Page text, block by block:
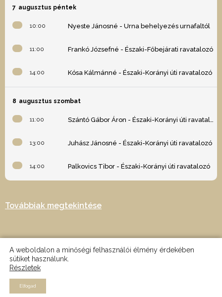
7 augusztus péntek
10:00 Nyeste Jánosné - Urna behelyezés urnafaltól
11:00 Frankó Józsefné - Északi-Főbejárati ravatalozó
14:00 Kósa Kálmánné - Északi-Korányi úti ravatalozó
8 augusztus szombat
11:00 Szántó Gábor Áron - Északi-Korányi úti ravatalozó
13:00 Juhász Jánosné - Északi-Korányi úti ravatalozó
14:00 Palkovics Tibor - Északi-Korányi úti ravatalozó
Továbbiak megtekintése
2024 © Minden jog fenntartva - Az oldalt készítette: Nagy Martin -
A weboldalon a minőségi felhasználói élmény érdekében
sütiket használunk.
Részletek
Elfogad